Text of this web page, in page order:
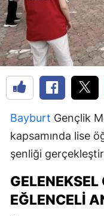
Bayburt Gençlik
kapsamında lise
şenliği
EĞLENCELI